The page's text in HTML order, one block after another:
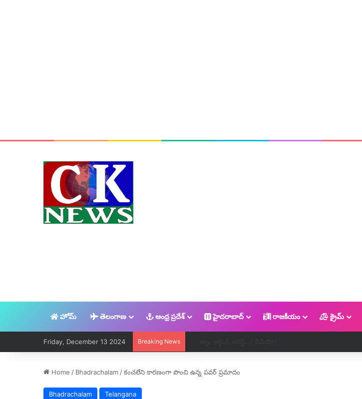
హోమ్ తెలంగాణ ఆంధ్ర ప్రదేశ్ హైదరాబాద్ రాజకీయం క్రైమ్
Friday, December 13 2024 Breaking News
Home / Bhadrachalam /కంచలేని కారణంగా పొంచి ఉన్న పవర్ ప్రమాదం
Bhadrachalam Telangana